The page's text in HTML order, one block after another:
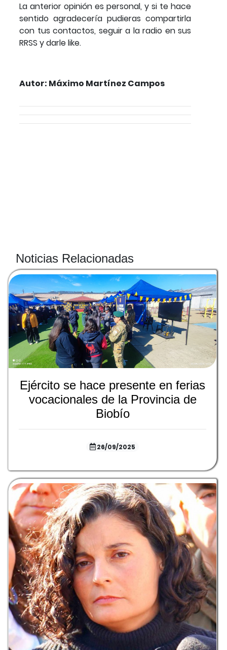
La anterior opinión es personal, y si te hace
sentido agradecería pudieras compartirla
con tus contactos, seguir a la radio en sus
RRSS y darle like.
Autor: Máximo Martínez Campos
Noticias Relacionadas
Ejército se hace presente en ferias
vocacionales de la Provincia de
Biobío
26/09/2025